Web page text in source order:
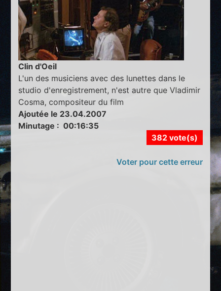
Clin d'Oeil
L'un des musiciens avec des lunettes dans le
studio d'enregistrement, n'est autre que Vladimir
Cosma, compositeur du film
Ajoutée le 23.04.2007
Minutage : 00:16:35
382 vote(s)
Voter pour cette erreur